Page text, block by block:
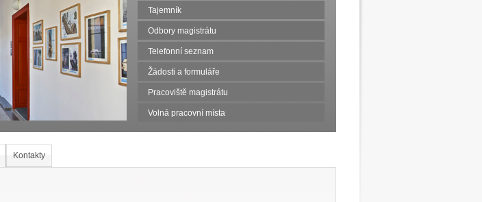
Tajemník
Odbory magistrátu
Telefonní seznam
Žádosti a formuláře
Pracoviště magistrátu
Volná pracovní místa
Kontakty